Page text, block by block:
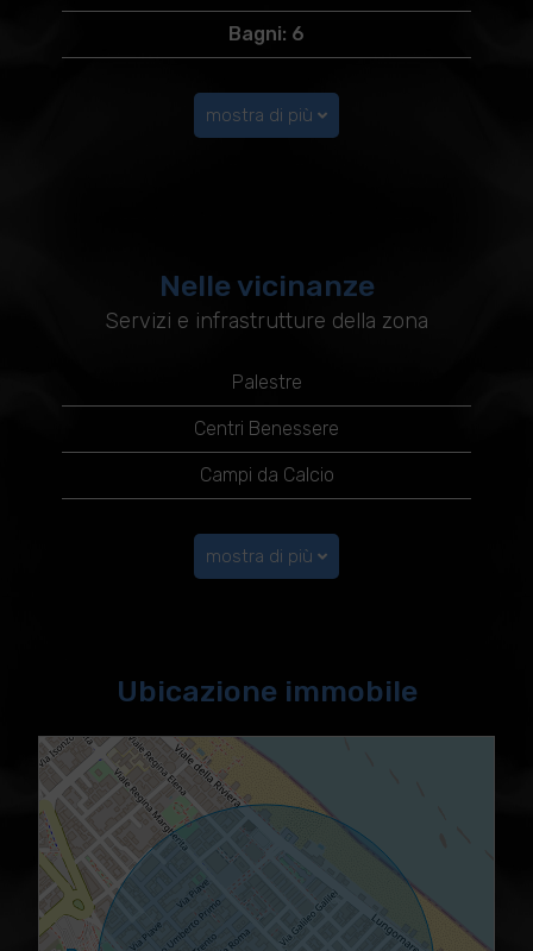
Bagni: 6
mostra di più
Nelle vicinanze
Servizi e infrastrutture della zona
Palestre
Centri Benessere
Campi da Calcio
mostra di più
Ubicazione immobile